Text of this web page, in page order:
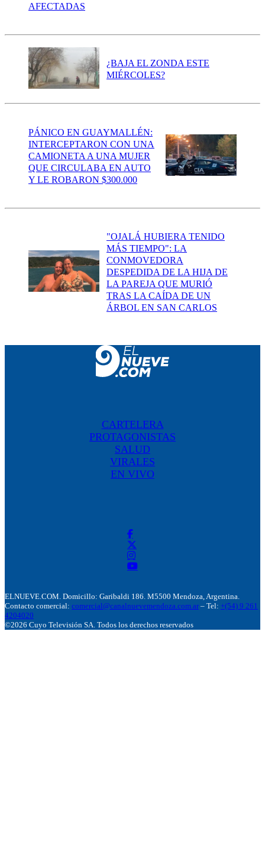
AFECTADAS
¿BAJA EL ZONDA ESTE
MIÉRCOLES?
PÁNICO EN GUAYMALLÉN:
INTERCEPTARON CON UNA
CAMIONETA A UNA MUJER
QUE CIRCULABA EN AUTO
Y LE ROBARON $300.000
"OJALÁ HUBIERA TENIDO
MÁS TIEMPO": LA
CONMOVEDORA
DESPEDIDA DE LA HIJA DE
LA PAREJA QUE MURIÓ
TRAS LA CAÍDA DE UN
ÁRBOL EN SAN CARLOS
CARTELERA
PROTAGONISTAS
SALUD
VIRALES
EN VIVO
ELNUEVE.COM. Domicillo: Garibaldi 186. M5500 Mendoza, Argentina.
Contacto comercial: comercial@canalnuevemendoza.com.ar – Tel: +(54) 9 261
4204020
©2026 Cuyo Televisión SA. Todos los derechos reservados